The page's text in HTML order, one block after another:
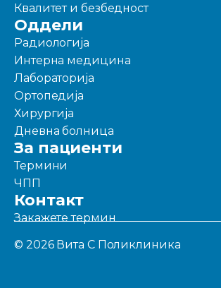
Квалитет и безбедност
Оддели
Радиологија
Интерна медицина
Лабораторија
Ортопедија
Хирургија
Дневна болница
За пациенти
Термини
ЧПП
Контакт
Закажете термин
© 2026 Вита С Поликлиника